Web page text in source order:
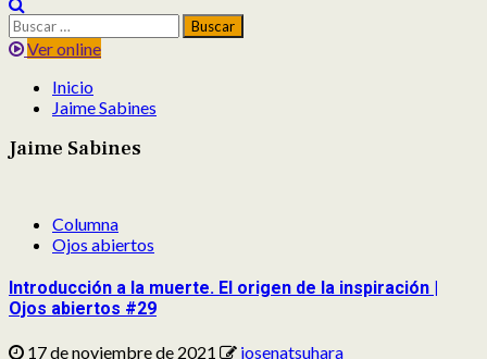
Buscar:
Ver online
Inicio
Jaime Sabines
Jaime Sabines
Columna
Ojos abiertos
Introducción a la muerte. El origen de la inspiración |
Ojos abiertos #29
17 de noviembre de 2021 josenatsuhara